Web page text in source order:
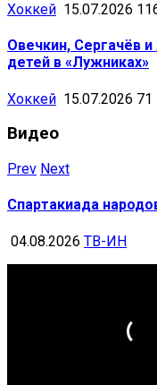
Хоккей 15.07.2026
Овечкин, Сергачёв
детей в «Лужниках»
Хоккей 15.07.2026 71
Видео
Prev Next
Спартакиада
04.08.2026 ТВ-ИН